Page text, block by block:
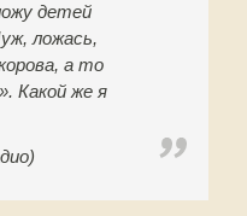
детей
ложась,
а то
Какой же я